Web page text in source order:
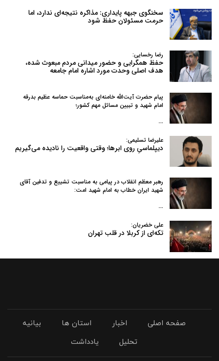
سخنگوی جبهه پایداری: مذاکره نتیجه‌ای ندارد، اما
حرمت مسئولان حفظ شود
رضا رخسایی:
حفظ همگرایی و حضور میدانی مردم مبعوث شده،
هدف اصلی وحدت مورد اشاره امام جامعه
پیام حضرت آیت‌الله خامنه‌ای به‌مناسبت حماسه عظیم بدرقه
امام شهید و تبیین مسائل مهم کشور؛
…
علیرضا تسلیمی:
دیپلماسیِ روی ابرها؛ وقتی واقعیت را نادیده می‌گیریم
رهبر معظم انقلاب در پیامی به‌ مناسبت تشییع و تدفین آقای
شهید ایران خطاب به امام شهید امت:
…
علی خضریان:
تکه‌ای از کربلا در قلب تهران
صفحه اصلی اخبار استان ها
بیانیه
تحلیل
یادداشت